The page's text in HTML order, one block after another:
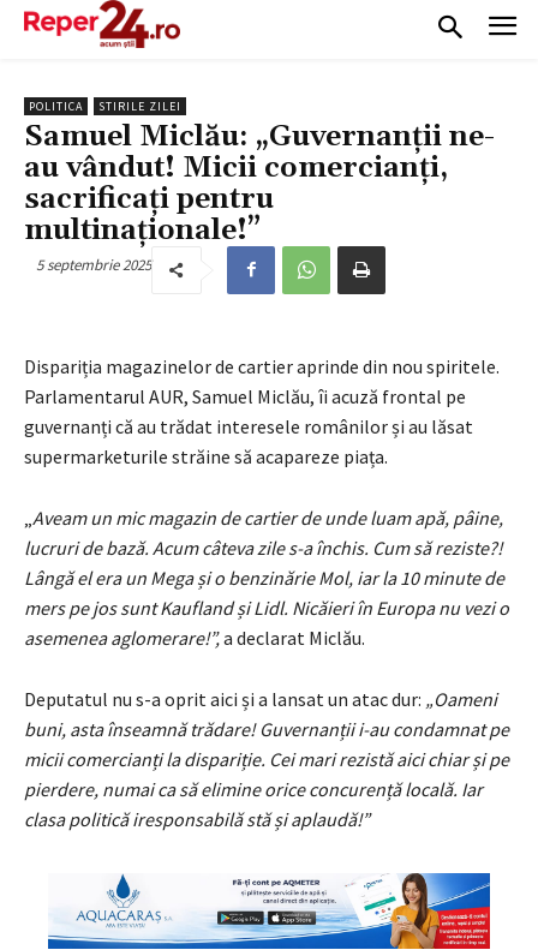
POLITICA STIRILE ZILEI
Samuel Miclău: „Guvernanții ne-
au vândut! Micii comercianți,
sacrificați pentru
multinaționale!”
5 septembrie 2025
Dispariția magazinelor de cartier aprinde din nou spiritele.
Parlamentarul AUR, Samuel Miclău, îi acuză frontal pe
guvernanți că au trădat interesele românilor și au lăsat
supermarketurile străine să acapareze piața.
Aveam un mic magazin de cartier de unde luam apă, pâine,
lucruri de bază. Acum câteva zile s-a închis. Cum să reziste?!
Lângă el era un Mega și o benzinărie Mol, iar la 10 minute de
mers pe jos sunt Kaufland și Lidl. Nicăieri în Europa nu vezi o
asemenea aglomerare!”,a declarat Miclău.
Deputatul nu s-a oprit aici și a lansat un atac dur: „Oameni
buni, asta înseamnă trădare! Guvernanții i-au condamnat pe
micii comercianți la dispariție. Cei mari rezistă aici chiar și pe
pierdere, numai ca să elimine orice concurență locală. Iar
clasa politică iresponsabilă stă și aplaudă!”